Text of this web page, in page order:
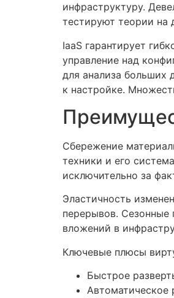
инфраструктуру.
тестируют теории на
IaaS гарантирует
управление над
для анализа больших
к настройке.
Сбережение
техники и его
исключительно за
Эластичность
перерывов. Сезонные
вложений в
Ключевые плюсы
Быстрое
Автоматическое